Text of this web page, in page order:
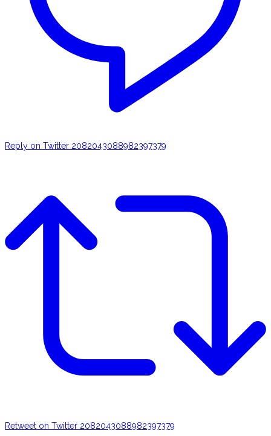
Reply on Twitter 2082043088982397379
Retweet on Twitter 2082043088982397379